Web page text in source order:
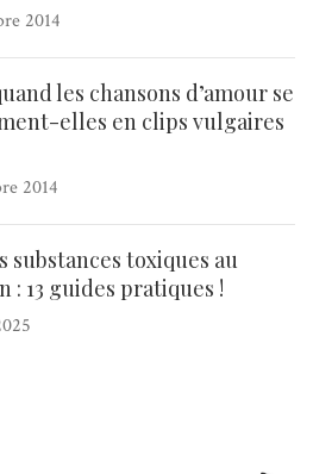
2014
les chansons d’amour se
elles en clips vulgaires
2014
substances toxiques au
: 13 guides pratiques !